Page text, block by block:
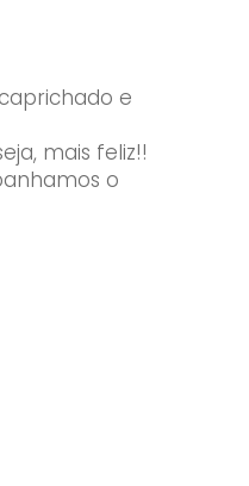
e
mais feliz!!
o